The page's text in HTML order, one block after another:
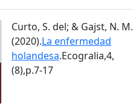
Curto, S. del; & Gajst, N. M.
(2020).La enfermedad
holandesa.Ecogralia,4,
(8),p.7-17